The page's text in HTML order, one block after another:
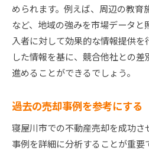
持続可能な売却戦略の
資産価値を守るための
未来の購入者ニーズを
売却後のライフプラン
められます。例えば、周辺の教育
など、地域の強みを市場データ
入者に対して効果的な情報提供を
した情報を基に、競合他社との
進めることができるでしょう。
過去の売却事例を参考にする
寝屋川市での不動産売却を成功
事例を詳細に分析することが重要